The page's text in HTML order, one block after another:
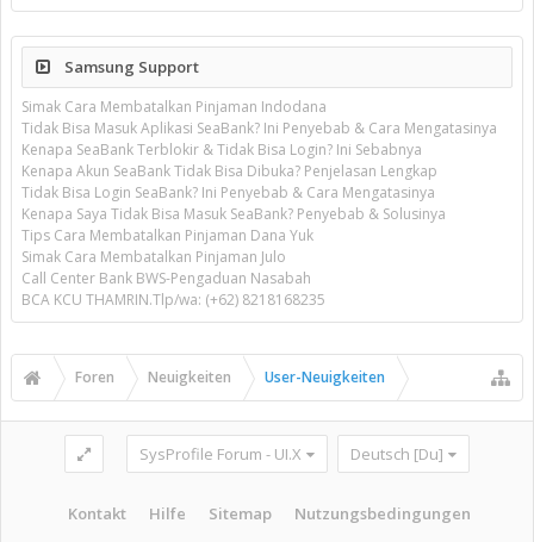
Samsung Support
Simak Cara Membatalkan Pinjaman Indodana
Tidak Bisa Masuk Aplikasi SeaBank? Ini Penyebab & Cara Mengatasinya
Kenapa SeaBank Terblokir & Tidak Bisa Login? Ini Sebabnya
Kenapa Akun SeaBank Tidak Bisa Dibuka? Penjelasan Lengkap
Tidak Bisa Login SeaBank? Ini Penyebab & Cara Mengatasinya
Kenapa Saya Tidak Bisa Masuk SeaBank? Penyebab & Solusinya
Tips Cara Membatalkan Pinjaman Dana Yuk
Simak Cara Membatalkan Pinjaman Julo
Call Center Bank BWS-Pengaduan Nasabah
BCA KCU THAMRIN.Tlp/wa: (+62) 8218168235
Foren Neuigkeiten User-Neuigkeiten
SysProfile Forum - UI.X Deutsch [Du]
Kontakt Hilfe Sitemap Nutzungsbedingungen